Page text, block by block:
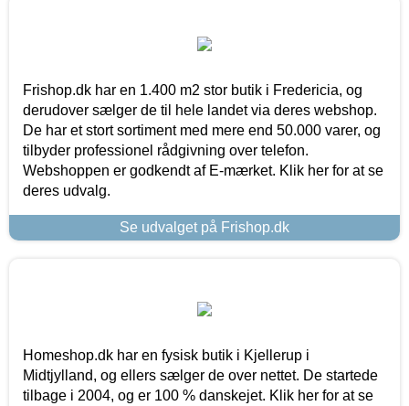
Frishop.dk har en 1.400 m2 stor butik i Fredericia, og
derudover sælger de til hele landet via deres webshop.
De har et stort sortiment med mere end 50.000 varer, og
tilbyder professionel rådgivning over telefon.
Webshoppen er godkendt af E-mærket. Klik her for at se
deres udvalg.
Se udvalget på Frishop.dk
Homeshop.dk har en fysisk butik i Kjellerup i
Midtjylland, og ellers sælger de over nettet. De startede
tilbage i 2004, og er 100 % danskejet. Klik her for at se